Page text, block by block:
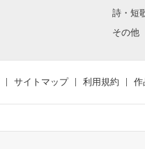
詩・短
その他
サイトマップ 利用規約 作